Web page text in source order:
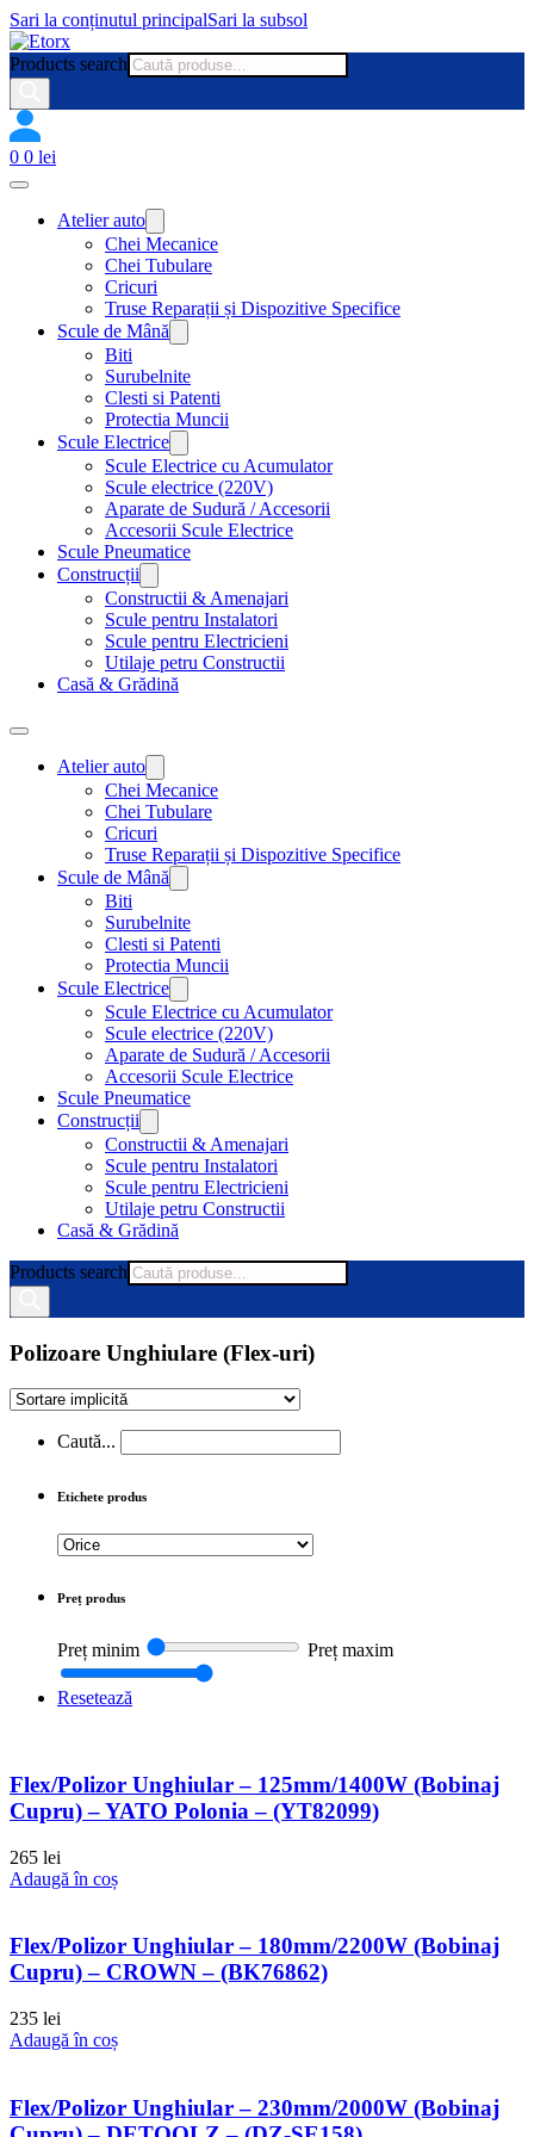
Sari la conținutul principalSari la subsol
Products search
0 0 lei
Atelier auto
Chei Mecanice
Chei Tubulare
Cricuri
Truse Reparații și Dispozitive Specifice
Scule de Mână
Biti
Surubelnite
Clesti si Patenti
Protectia Muncii
Scule Electrice
Scule Electrice cu Acumulator
Scule electrice (220V)
Aparate de Sudură / Accesorii
Accesorii Scule Electrice
Scule Pneumatice
Construcții
Constructii & Amenajari
Scule pentru Instalatori
Scule pentru Electricieni
Utilaje petru Constructii
Casă & Grădină
Atelier auto
Chei Mecanice
Chei Tubulare
Cricuri
Truse Reparații și Dispozitive Specifice
Scule de Mână
Biti
Surubelnite
Clesti si Patenti
Protectia Muncii
Scule Electrice
Scule Electrice cu Acumulator
Scule electrice (220V)
Aparate de Sudură / Accesorii
Accesorii Scule Electrice
Scule Pneumatice
Construcții
Constructii & Amenajari
Scule pentru Instalatori
Scule pentru Electricieni
Utilaje petru Constructii
Casă & Grădină
Products search
Polizoare Unghiulare (Flex-uri)
Caută...
Etichete produs
Preț produs
Preț minim Preț maxim
Resetează
Flex/Polizor Unghiular – 125mm/1400W (Bobinaj
Cupru) – YATO Polonia – (YT82099)
265 lei
Adaugă în coș
Flex/Polizor Unghiular – 180mm/2200W (Bobinaj
Cupru) – CROWN – (BK76862)
235 lei
Adaugă în coș
Flex/Polizor Unghiular – 230mm/2000W (Bobinaj